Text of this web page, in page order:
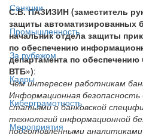
Санкции
Промышленность
За рубежом
Кадры
Киберграмотность
Мероприятия
С.В. ПАЗИЗИН (заместитель
защиты автоматизированных
начальник отдела защиты
по обеспечению
департамента по
ВТБ»):
Чем интересен работникам
Информационная безопасность
статьями о банковской
технологий информационной
подготовленными